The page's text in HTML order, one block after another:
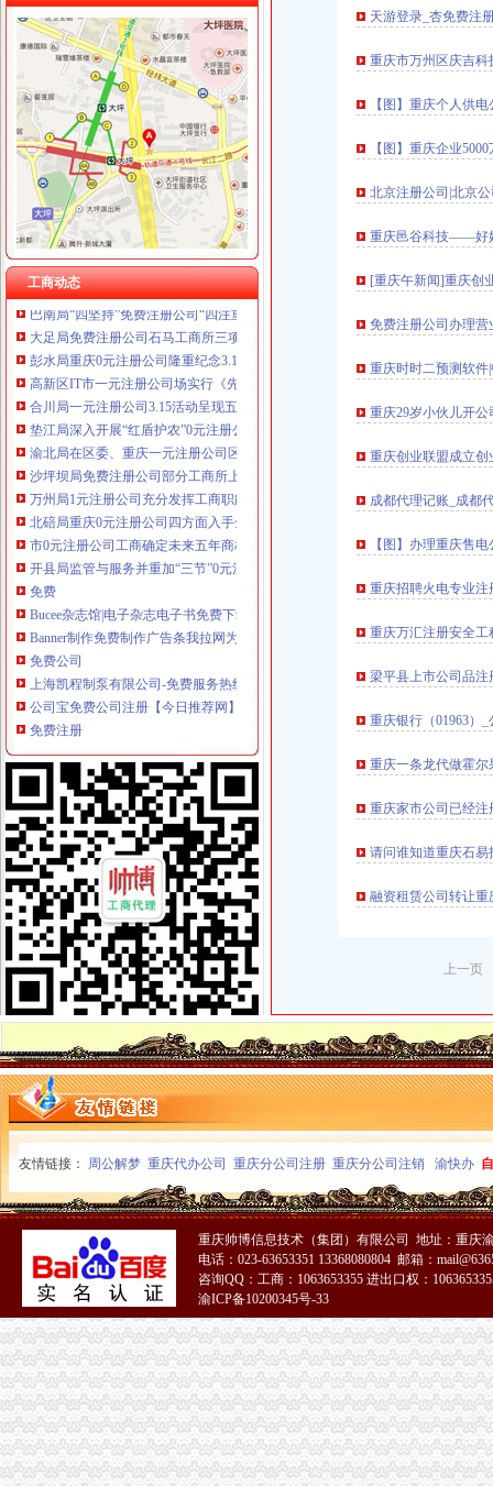
工商动态
工商动态
沙坪坝局抓住“五个关键”0元注册公司流程推动重点工作全面开展
沙坪坝局以四型模范为指针造“四型”0元注册公司领导班子
重庆工商系统充分发扬团结互助精大力开展对四川灾区的1元注册公司援助工作
丰都局重庆免费注册公司四字诀促政务信息上档升级
丰都局0元注册公司流程龙河所四举措全面清理整非煤矿山
南岸局重庆0元注册公司四公里工商所推行办案新模式率先实现基层执法能力指
市免费注册公司局中介处三项措施贯彻落实廉政工作会议精
江津局“两手抓”一元注册公司流程积构建食品安全监管长效机制
巴南局“四坚持”免费注册公司“四注重”认真做好科级后备干部推荐工作
大足局免费注册公司石马工商所三项措施清理整顿户外广告
彭水局重庆0元注册公司隆重纪念3.15国际消费者权益日
高新区IT市一元注册公司场实行《先行赔付制度》
合川局一元注册公司3.15活动呈现五大亮点
垫江局深入开展“红盾护农”0元注册公司流程行动
渝北局在区委、重庆一元注册公司区年度目标考核中获一等
沙坪坝局免费注册公司部分工商所上门验照贴花 促进监管服务两统一
万州局1元注册公司充分发挥工商职能大力推进就业与再就业工程成效显著
北碚局重庆0元注册公司四方面入手全面部署企业年检工作
市0元注册公司工商确定未来五年商标发展工作目标
开县局监管与服务并重加“三节”0元注册公司流程市场监管
免费
Bucee杂志馆|电子杂志电子书免费下载|PDF电子杂志电子书免费下载
Banner制作免费制作广告条我拉网为中国站长提供新动力
免费公司
上海凯程制泵有限公司-免费服务热线：
公司宝免费公司注册【今日推荐网】
免费注册
免费注册有体验金_免费注册有体验金-华股财经
英国亚马逊Prime会员免费注册全攻略-晒单与测评
免费注册公司流程
深圳注册公司_深圳公司注册_深圳代办营业执照_注册公司流程及费用_
2017工商新政策流程及费用_常州代理记账_常州代办营业执照_常州
0元注册公司流程
代理记账注册公司,企业年检变更注册转让公司,零元注册上海公
郑州淘丁0元注册公司,一般纳税人,工商服务保障全程-郑州58同城
一元注册公司流程
北京集团公司注册流程大全苏州公司注册今题网
深圳市公司注册有什么要求？-威海新闻网
一元公司
曝宋仲基1亿元签约中国公司经纪公司否认_频道_红网
厦门一元云购公司厦门一元夺宝系统泉州一元团购系统【今日推荐网】
1元注册公司
福州专项审批：1元注册公司-福州爱问分类
【北京精诚泰财务咨询有限公司_代理记账150元起1元注册公司】-代
0元注册公司
【佛山如何0元注册公司？】-佛山佛山周边易登网
重庆一元注册公司
重庆瀚春投资集团要收购一家在重庆注册的“科技公司（具有政务系统
【图】重庆沙坪坝九龙坡等1元快速办理公司执照代理记账优惠_重庆
重庆0元注册公司
70岁大爷开公司500万元注册资金认缴到120岁-今日重庆-华龙网
重庆免费注册公司
重庆冰盈注册安全工程师事务所有限公司
重庆公司注册代办|重庆营业执照代办|重庆公司注册代办-页
免费注册公司
【花桥注册公司流程及费用花桥免费注册公司】-昆山花桥镇易登网
【图】免费注册公司、代理记账-东营公司注册信息-河口信息港
工商动态
天游登录_杏免费注
重庆市万州区庆吉
【图】重庆个人供
【图】重庆企业
北京注册公司|北京
重庆邑谷科技——好
[重庆午新闻]重庆创
免费注册公司办理
重庆时时二预测软件
重庆29岁小伙儿开公
重庆创业联盟成立
成都代理记账_成都
【图】办理重庆售
重庆招聘火电专业
重庆万汇注册安全
梁平县上市公司品
重庆银行（01963）
重庆一条龙代做霍
重庆家市公司已经
请问谁知道重庆石
融资租赁公司转让
上一页
友情链接： 周公解梦 重庆代办公司 重庆分公司注册 重庆分公司注销 渝快办
重庆帅博信息技术（集团）有限公司 地址：重庆
电话：023-63653351 13368080804 邮箱：
咨询QQ：工商：1063653355 进出口权：
渝ICP备10200345号-33